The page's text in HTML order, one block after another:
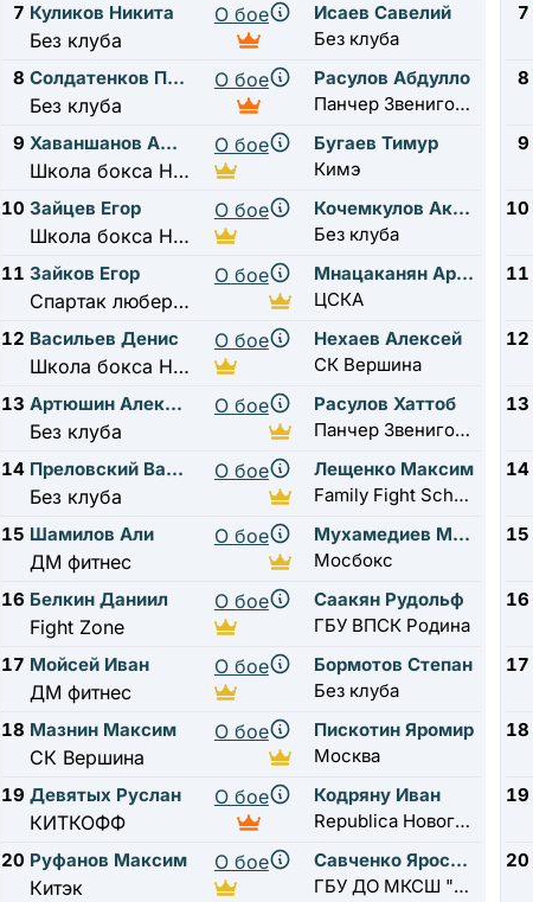
7 Куликов Никита
Без клуба
О бое
Исаев Савелий
Без клуба
8
Солдатенков Павел
Без клуба
О бое
Расулов Абдулло
Панчер Звенигород
9
Хаваншанов Амир
Школа бокса Нахабино
О бое
Бугаев Тимур
Кимэ
10 Зайцев Егор
Школа бокса Нахабино
О бое
Кочемкулов Акмат
Без клуба
11 Зайков Егор
Спартак люберцы
О бое
Мнацаканян Артур
ЦСКА
12 Васильев Денис
Школа бокса Нахабино
О бое
Нехаев Алексей
СК Вершина
13
Артюшин Алексей
Без клуба
О бое
Расулов Хаттоб
Панчер Звенигород
14
Преловский Вадим
Без клуба
О бое
Лещенко Максим
Family Fight School
15 Шамилов Али
ДМ фитнес
О бое
Мухамедиев Матвей
Мосбокс
16 Белкин Даниил
Fight Zone
О бое
Саакян Рудольф
ГБУ ВПСК Родина
17 Мойсей Иван
ДМ фитнес
О бое
Бормотов Степан
Без клуба
18 Мазнин Максим
СК Вершина
О бое
Пискотин Яромир
Москва
19 Девятых Руслан
КИТКОФФ
О бое
Кодряну Иван
Republica Новогорск
20 Руфанов Максим
Китэк
О бое
Савченко Ярослав
ГБУ ДО МКСШ "Новая Москва"
7
8
9
10
11
12
13
14
15
16
17
18
19
20